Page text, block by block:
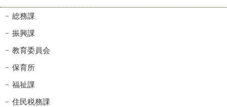
総務課
振興課
教育委員会
保育所
福祉課
住民税務課